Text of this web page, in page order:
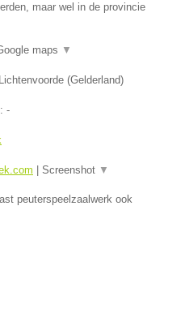
maar wel in de provincie
maps ▼
Lichtenvoorde (Gelderland)
-
Screenshot ▼
peuterspeelzaalwerk ook